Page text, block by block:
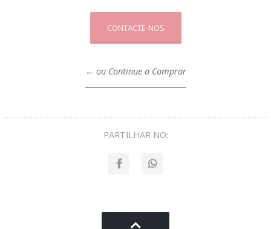
CONTACTE-NOS
← ou Continue a Comprar
PARTILHAR NO: